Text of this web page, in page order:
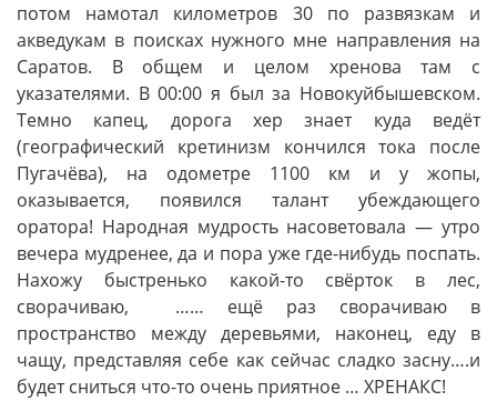
потом намотал километров 30 по развязкам и
акведукам в поисках нужного мне направления на
Саратов. В общем и целом хренова там с
указателями. В 00:00 я был за Новокуйбышевском.
Темно капец, дорога хер знает куда ведёт
(географический кретинизм кончился тока после
Пугачёва), на одометре 1100 км и у жопы,
оказывается, появился талант убеждающего
оратора! Народная мудрость насоветовала — утро
вечера мудренее, да и пора уже где-нибудь поспать.
Нахожу быстренько какой-то свёрток в лес,
сворачиваю, …… ещё раз сворачиваю в
пространство между деревьями, наконец, еду в
чащу, представляя себе как сейчас сладко засну….и
будет сниться что-то очень приятное … ХРЕНАКС!